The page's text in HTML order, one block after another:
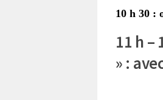
10 h 30 :
11 h –
» :